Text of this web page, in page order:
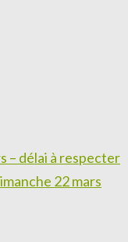
– délai à respecter
22 mars